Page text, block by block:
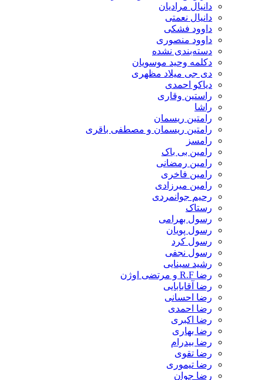
دانیال مرادیان
دانیال نعمتی
داوود فشکی
داوود منصوری
دسته‌بندی نشده
دکلمه وحید موسویان
دی جی میلاد مظهری
دیاکو احمدی
راستین وقاری
راشا
رامتین ریسمان
رامتین ریسمان و مصطفی باقری
رامسز
رامین بی باک
رامین رمضانی
رامین فاخری
رامین میرزادی
رحیم جوانمردی
رستاک
رسول بهرامی
رسول پویان
رسول کرد
رسول نجفی
رشید سینایی
رضا R.F و مرتضی اوژن
رضا آقابابایی
رضا احسانی
رضا احمدی
رضا اکبری
رضا بهاری
رضا بیدرام
رضا تقوی
رضا تیموری
رضا جوان